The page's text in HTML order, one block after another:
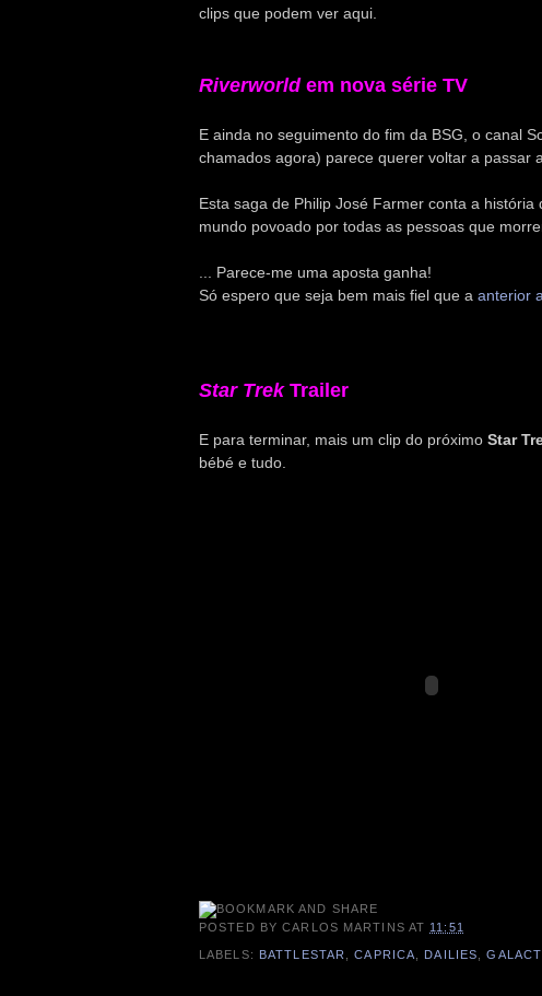
clips que podem ver aqui.
Riverworldem nova série TV
E ainda no seguimento do fim da BSG, o canal
chamados agora) parece querer voltar a passar
Esta saga de Philip José Farmer conta a
mundo povoado por todas as pessoas que
... Parece-me uma aposta ganha!
Só espero que seja bem mais fiel que a anterior
Star TrekTrailer
E para terminar, mais um clip do próximo Star
bébé e tudo.
POSTED BYCARLOS MARTINS AT 11:51
LABELS: BATTLESTAR ,CAPRICA DAILIES ,